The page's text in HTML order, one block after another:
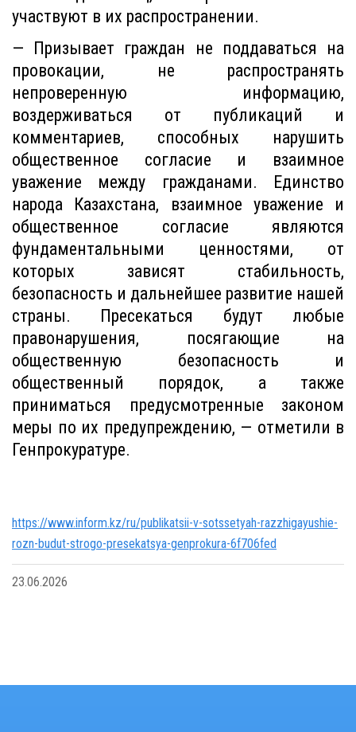
участвуют в их распространении.
— Призывает граждан не поддаваться на
провокации, не распространять
непроверенную информацию,
воздерживаться от публикаций и
комментариев, способных нарушить
общественное согласие и взаимное
уважение между гражданами. Единство
народа Казахстана, взаимное уважение и
общественное согласие являются
фундаментальными ценностями, от
которых зависят стабильность,
безопасность и дальнейшее развитие нашей
страны. Пресекаться будут любые
правонарушения, посягающие на
общественную безопасность и
общественный порядок, а также
приниматься предусмотренные законом
меры по их предупреждению, — отметили в
Генпрокуратуре.
https://www.inform.kz/ru/publikatsii-v-sotssetyah-razzhigayushie-
rozn-budut-strogo-presekatsya-genprokura-6f706fed
23.06.2026